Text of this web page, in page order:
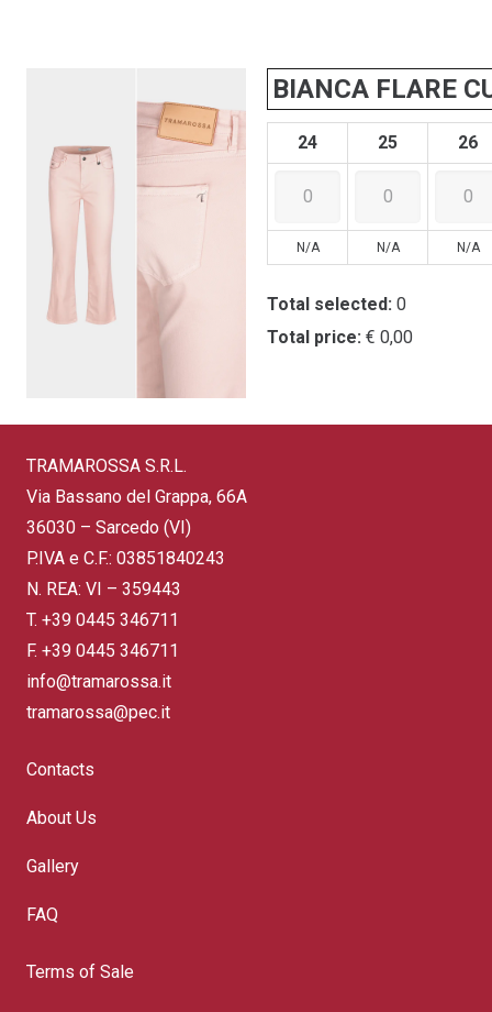
BIANCA FLARE
24 25 26
N/A N/A N/A
Total selected: 0
Total price: € 0,00
TRAMAROSSA S.R.L.
Via Bassano del Grappa, 66A
36030 – Sarcedo (VI)
P.IVA e C.F.: 03851840243
N. REA: VI – 359443
T. +39 0445 346711
F. +39 0445 346711
info@tramarossa.it
tramarossa@pec.it
Contacts
About Us
Gallery
FAQ
Terms of Sale